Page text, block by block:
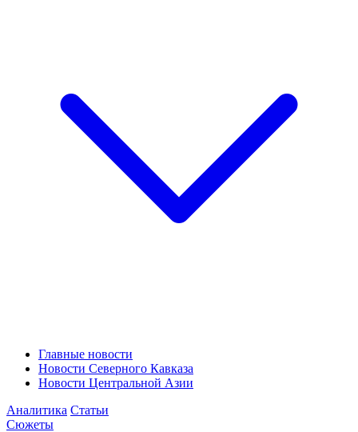
Главные новости
Новости Северного Кавказа
Новости Центральной Азии
Аналитика Статьи
Сюжеты